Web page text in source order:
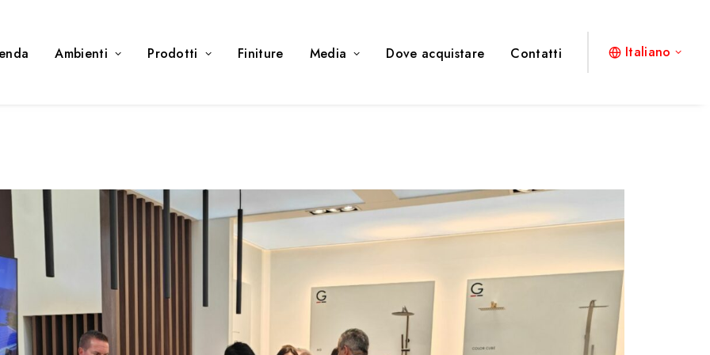
Ambienti Prodotti Finiture Media Dove acquistare Contatti Italiano